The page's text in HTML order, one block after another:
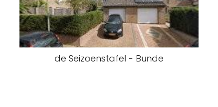
de Seizoenstafel - Bunde